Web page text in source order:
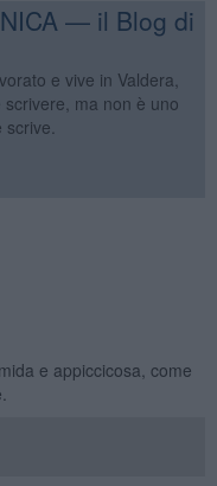
— il Blog di
e vive in Valdera,
ma non è uno
e appiccicosa, come